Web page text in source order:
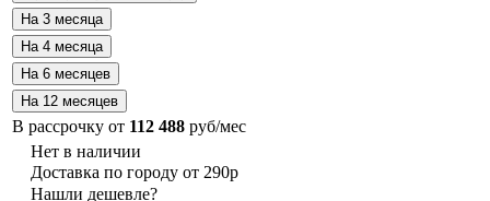
В рассрочку от 112 488 руб/мес
Нет в наличии
Доставка по городу от 290р
Нашли дешевле?